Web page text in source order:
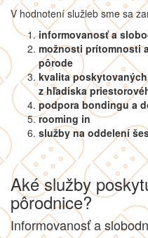
V hodnotení služieb sme sa
informovanosť a
možnosti prítomnosti
pôrode
kvalita
z hľadiska
podpora bondingu a
rooming in
služby na oddelení
Aké služby
pôrodnice?
Informovanosť a